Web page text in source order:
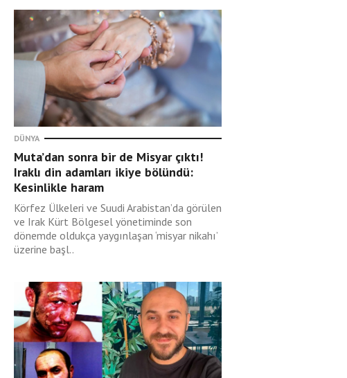
DÜNYA
Muta’dan sonra bir de Misyar çıktı!
Iraklı din adamları ikiye bölündü:
Kesinlikle haram
Körfez Ülkeleri ve Suudi Arabistan’da görülen
ve Irak Kürt Bölgesel yönetiminde son
dönemde oldukça yaygınlaşan ‘misyar nikahı’
üzerine başl..